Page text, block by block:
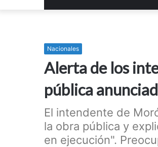
Nacionales
Alerta de los
pública
El intendente de
la obra pública y
en ejecución".